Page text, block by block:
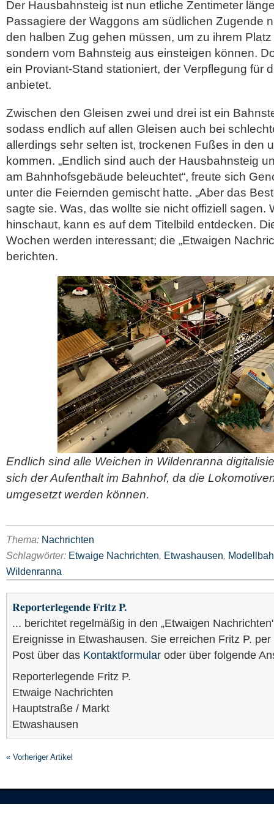
Der Hausbahnsteig ist nun etliche Zentimeter
Passagiere der Waggons am südlichen Zugende
den halben Zug gehen müssen, um zu ihrem
sondern vom Bahnsteig aus einsteigen können.
ein Proviant-Stand stationiert, der Verpflegung für
anbietet.
Zwischen den Gleisen zwei und drei ist ein
sodass endlich auf allen Gleisen auch bei
allerdings sehr selten ist, trockenen Fußes in den
kommen. „Endlich sind auch der Hausbahnsteig
am Bahnhofsgebäude beleuchtet“, freute sich
unter die Feiernden gemischt hatte. „Aber das
sagte sie. Was, das wollte sie nicht offiziell sagen.
hinschaut, kann es auf dem Titelbild entdecken.
Wochen werden interessant; die „Etwaigen
berichten.
Endlich sind alle Weichen in Wildenranna
sich der Aufenthalt im Bahnhof, da die
umgesetzt werden können.
Thema: Nachrichten
Schlagwörter: Etwaige Nachrichten, Etwashausen,
Wildenranna
Reporterlegende Fritz P.
... berichtet regelmäßig in den „Etwaigen
Ereignisse in Etwashausen. Sie erreichen Fritz P.
Post über das Kontaktformular oder über folgende
Reporterlegende Fritz P.
Etwaige Nachrichten
Hauptstraße / Markt
Etwashausen
« Vorheriger Artikel